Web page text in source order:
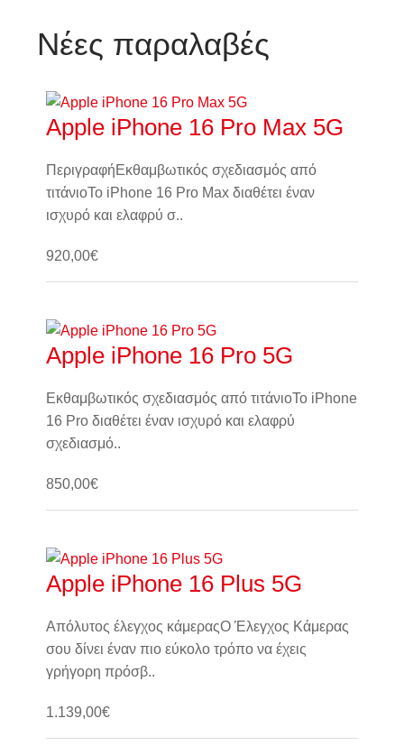
Νέες παραλαβές
Apple iPhone 16 Pro Max 5G
ΠεριγραφήΕκθαμβωτικός σχεδιασμός από
τιτάνιοΤο iPhone 16 Pro Max διαθέτει έναν
ισχυρό και ελαφρύ σ..
920,00€
Apple iPhone 16 Pro 5G
Εκθαμβωτικός σχεδιασμός από τιτάνιοΤο iPhone
16 Pro διαθέτει έναν ισχυρό και ελαφρύ
σχεδιασμό..
850,00€
Apple iPhone 16 Plus 5G
Απόλυτος έλεγχος κάμεραςΟ Έλεγχος Κάμερας
σου δίνει έναν πιο εύκολο τρόπο να έχεις
γρήγορη πρόσβ..
1.139,00€